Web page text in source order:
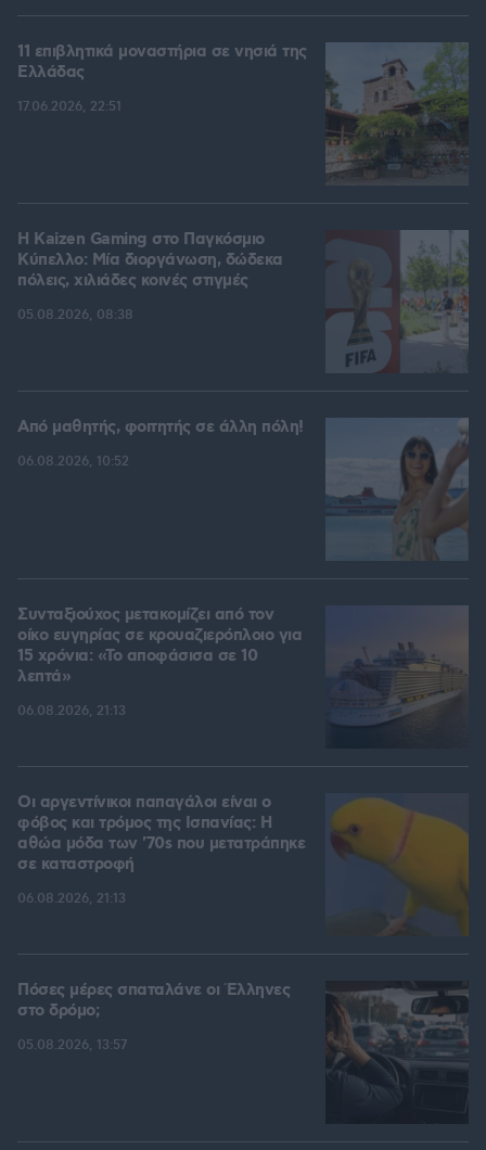
11 επιβλητικά μοναστήρια σε νησιά της
Ελλάδας
17.06.2026, 22:51
H Kaizen Gaming στο Παγκόσμιο
Kύπελλο: Μία διοργάνωση, δώδεκα
πόλεις, χιλιάδες κοινές στιγμές
05.08.2026, 08:38
Από μαθητής, φοιτητής σε άλλη πόλη!
06.08.2026, 10:52
Συνταξιούχος μετακομίζει από τον
οίκο ευγηρίας σε κρουαζιερόπλοιο για
15 χρόνια: «Το αποφάσισα σε 10
λεπτά»
06.08.2026, 21:13
Οι αργεντίνικοι παπαγάλοι είναι ο
φόβος και τρόμος της Ισπανίας: Η
αθώα μόδα των '70s που μετατράπηκε
σε καταστροφή
06.08.2026, 21:13
Πόσες μέρες σπαταλάνε οι Έλληνες
στο δρόμο;
05.08.2026, 13:57